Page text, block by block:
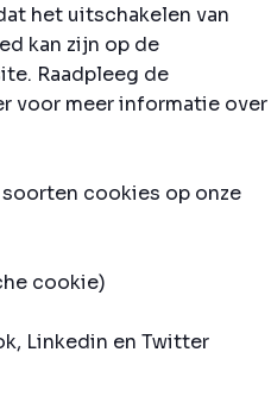
het uitschakelen van
kan zijn op de
Raadpleeg de
voor meer informatie over
cookies op onze
cookie)
Linkedin en Twitter